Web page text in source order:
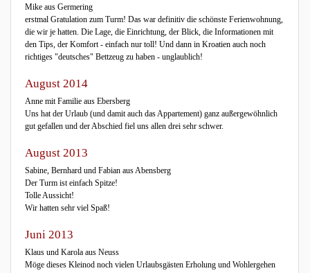
Mike aus Germering
erstmal Gratulation zum Turm! Das war definitiv die schönste Ferienwohnung,
die wir je hatten. Die Lage, die Einrichtung, der Blick, die Informationen mit
den Tips, der Komfort - einfach nur toll! Und dann in Kroatien auch noch
richtiges "deutsches" Bettzeug zu haben - unglaublich!
August 2014
Anne mit Familie aus Ebersberg
Uns hat der Urlaub (und damit auch das Appartement) ganz außergewöhnlich
gut gefallen und der Abschied fiel uns allen drei sehr schwer.
August 2013
Sabine, Bernhard und Fabian aus Abensberg
Der Turm ist einfach Spitze!
Tolle Aussicht!
Wir hatten sehr viel Spaß!
Juni 2013
Klaus und Karola aus Neuss
Möge dieses Kleinod noch vielen Urlaubsgästen Erholung und Wohlergehen